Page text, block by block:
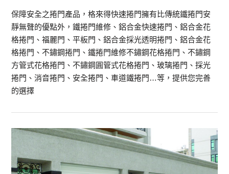
保障安全之捲門產品，格來得快速捲門擁有比傳統鐵捲門安
靜無聲的優點外，鐵捲門維修、鋁合金快速捲門、鋁合金花
格捲門、福麗門、平板門、鋁合金採光透明捲門、鋁合金花
格捲門、不鏽鋼捲門、鐵捲門維修不鏽鋼花格捲門、不鏽鋼
方管式花格捲門、不鏽鋼圓管式花格捲門、玻璃捲門、採光
捲門、消音捲門、安全捲門、車道鐵捲門…等，提供您完善
的選擇